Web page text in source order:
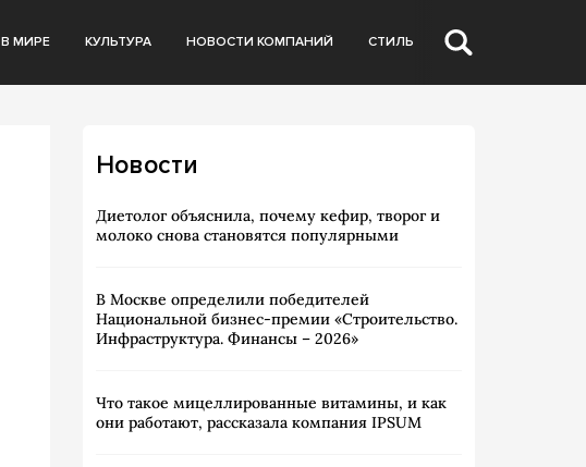
В МИРЕ КУЛЬТУРА НОВОСТИ КОМПАНИЙ СТИЛЬ
Новости
Диетолог объяснила, почему кефир, творог и
молоко снова становятся популярными
В Москве определили победителей
Национальной бизнес-премии «Строительство.
Инфраструктура. Финансы – 2026»
Что такое мицеллированные витамины, и как
они работают, рассказала компания IPSUM